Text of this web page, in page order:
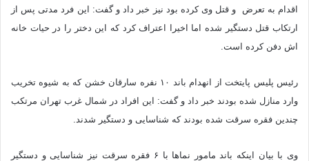
اقدام به تعرض و قتل وی کرده بود نیز خبر داد و گفت: این فرد مدتی پس از
ارتکاب قتل دستگیر شده اما اخیرا اعتراف کرد که این دختر را در حیات خانه
اش دفن کرده است.
رئیس پلیس پایتخت از انهدام باند ۱۰ نفره سارقان خشن که به شیوه تخریب
وارد منازل شده بودند خبر داد و گفت: این افراد در شمال غرب تهران مرتکب
چندین فقره سرقت شده بودند که شناسایی و دستگیر شدند.
وی با بیان اینکه باند مامور نماها با ۶ فقره سرقت نیز شناسایی و دستگیر